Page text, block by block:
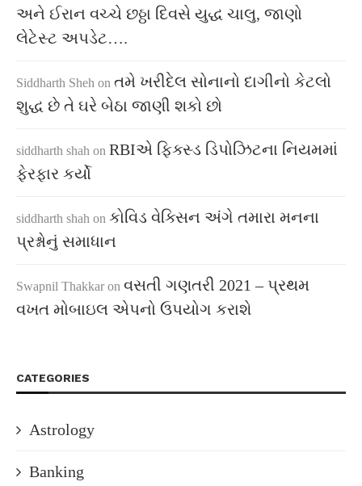
અને ઈરાન વચ્ચે છઠ્ઠા દિવસે યુદ્ધ ચાલુ, જાણો
લેટેસ્ટ અપડેટ….
Siddharth Sheh on તમે ખરીદેલ સોનાનો દાગીનો કેટલો
શુદ્ધ છે તે ઘરે બેઠા જાણી શકો છો
siddharth shah on RBIએ ફિક્સ્ડ ડિપોઝિટના નિયમમાં
ફેરફાર કર્યો
siddharth shah on કોવિડ વેક્સિન અંગે તમારા મનના
પ્રશ્નોનું સમાધાન
Swapnil Thakkar on વસતી ગણતરી 2021 – પ્રથમ
વખત મોબાઇલ એપનો ઉપયોગ કરાશે
CATEGORIES
Astrology
Banking